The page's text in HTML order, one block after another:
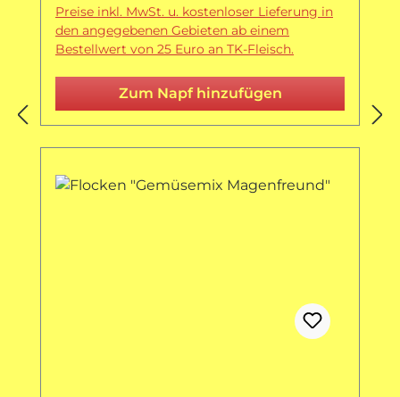
Preise inkl. MwSt. u. kostenloser Lieferung in
den angegebenen Gebieten ab einem
Bestellwert von 25 Euro an TK-Fleisch.
Zum Napf hinzufügen